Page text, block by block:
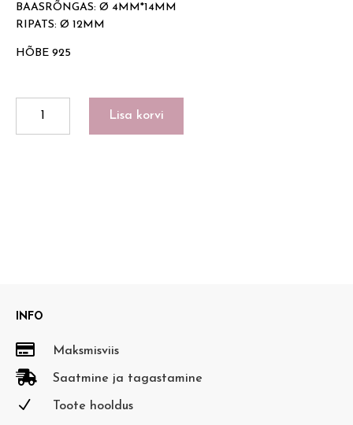
BAASRÕNGAS: Ø 4MM*14MM
RIPATS: Ø 12MM
HÕBE 925
SIDE
Lisa korvi
INFO
 Maksmisviis
 Saatmine ja tagastamine
N Toote hooldus